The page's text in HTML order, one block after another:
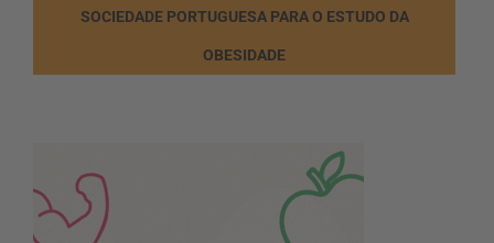
SOCIEDADE PORTUGUESA PARA O ESTUDO DA
OBESIDADE